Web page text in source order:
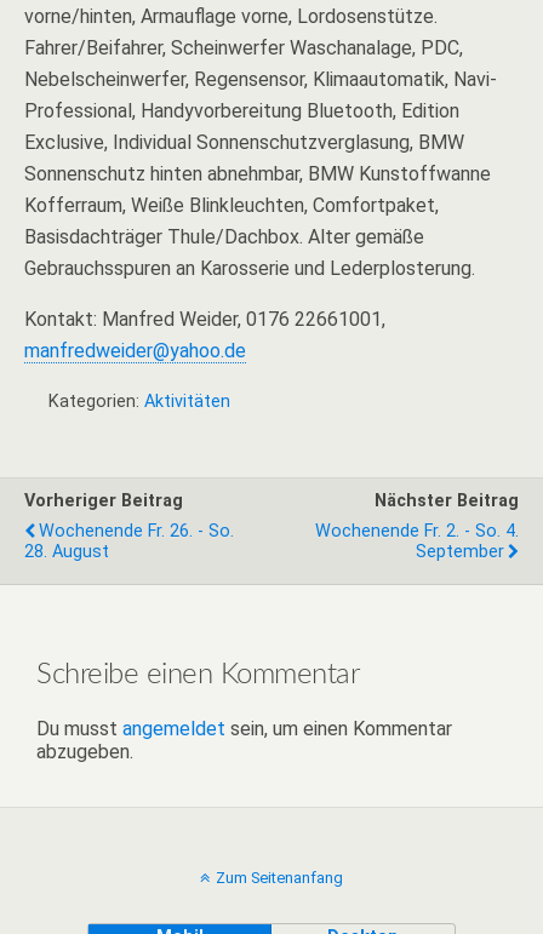
vorne/hinten, Armauflage vorne, Lordosenstütze.
Fahrer/Beifahrer, Scheinwerfer Waschanalage, PDC,
Nebelscheinwerfer, Regensensor, Klimaautomatik, Navi-
Professional, Handyvorbereitung Bluetooth, Edition
Exclusive, Individual Sonnenschutzverglasung, BMW
Sonnenschutz hinten abnehmbar, BMW Kunstoffwanne
Kofferraum, Weiße Blinkleuchten, Comfortpaket,
Basisdachträger Thule/Dachbox. Alter gemäße
Gebrauchsspuren an Karosserie und Lederplosterung.
Kontakt: Manfred Weider, 0176 22661001,
manfredweider@yahoo.de
Kategorien: Aktivitäten
Vorheriger Beitrag
Wochenende Fr. 26. - So.
28. August
Nächster Beitrag
Wochenende Fr. 2. - So. 4.
September
Schreibe einen Kommentar
Du musst angemeldet sein, um einen Kommentar
abzugeben.
Zum Seitenanfang